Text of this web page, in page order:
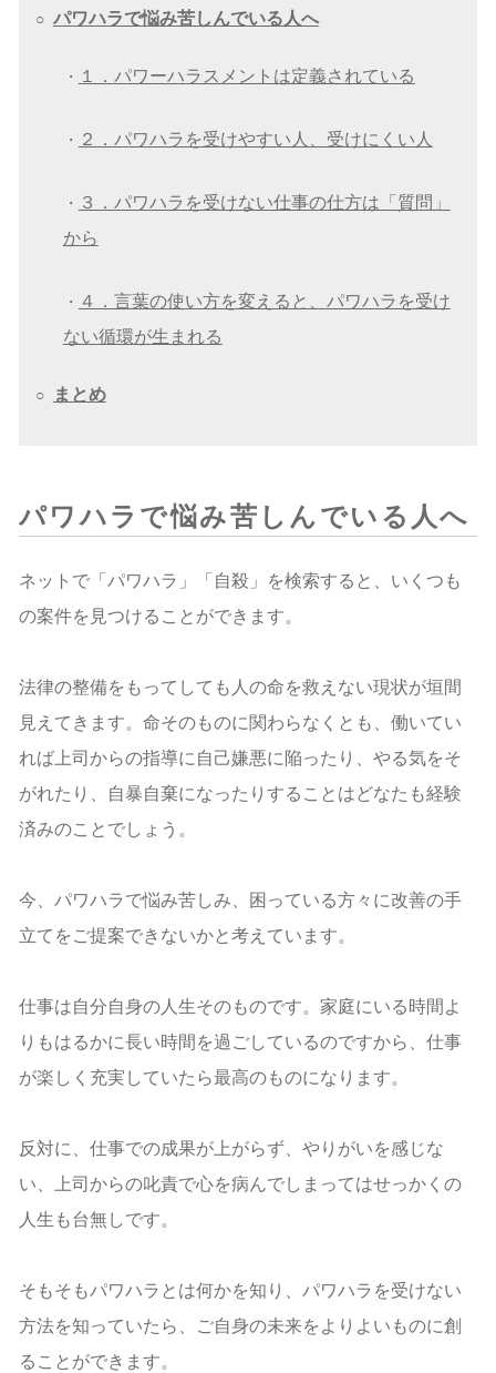
○ パワハラで悩み苦しんでいる人へ
・ １．パワーハラスメントは定義されている
・ ２．パワハラを受けやすい人、受けにくい人
・
３．パワハラを受けない仕事の仕方は「質問」
から
・
４．言葉の使い方を変えると、パワハラを受け
ない循環が生まれる
○ まとめ
パワハラで悩み苦しんでいる人へ
ネットで「パワハラ」「自殺」を検索すると、いくつも
の案件を見つけることができます。
法律の整備をもってしても人の命を救えない現状が垣間
見えてきます。命そのものに関わらなくとも、働いてい
れば上司からの指導に自己嫌悪に陥ったり、やる気をそ
がれたり、自暴自棄になったりすることはどなたも経験
済みのことでしょう。
今、パワハラで悩み苦しみ、困っている方々に改善の手
立てをご提案できないかと考えています。
仕事は自分自身の人生そのものです。家庭にいる時間よ
りもはるかに長い時間を過ごしているのですから、仕事
が楽しく充実していたら最高のものになります。
反対に、仕事での成果が上がらず、やりがいを感じな
い、上司からの叱責で心を病んでしまってはせっかくの
人生も台無しです。
そもそもパワハラとは何かを知り、パワハラを受けない
方法を知っていたら、ご自身の未来をよりよいものに創
ることができます。